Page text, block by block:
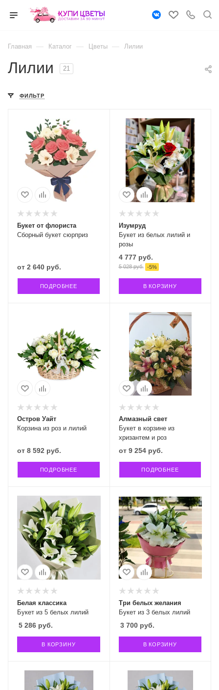
Главная — Каталог — Цветы — Лилии
Лилии 21
ФИЛЬТР
Сборный букет сюрприз
Букет от флориста
от 2 640 руб.
ПОДРОБНЕЕ
Букет из белых лилий и
розы
Изумруд
4 777руб.
5 028руб. -5%
В КОРЗИНУ
Корзина из роз и лилий
Остров Уайт
от 8 592 руб.
ПОДРОБНЕЕ
Букет в корзине из
хризантем и роз
Алмазный свет
от 9 254 руб.
ПОДРОБНЕЕ
Букет из 5 белых лилий
Белая классика
5 286 руб.
В КОРЗИНУ
Букет из 3 белых лилий
Три белых желания
3 700руб.
В КОРЗИНУ